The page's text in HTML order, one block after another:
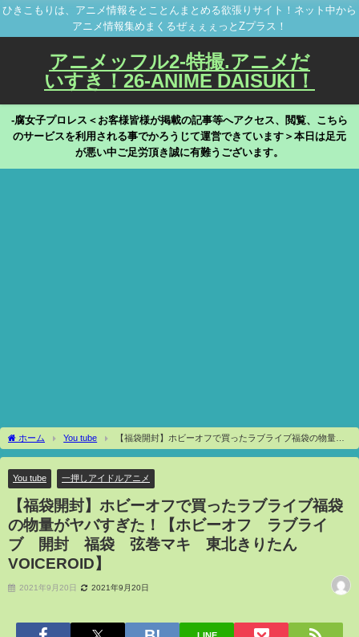
ひきこもりは、アニメ情報をとことんまとめる欲張りサイト！ネット中から
アニメ情報集めまくるぜぇぇぇっとZプラス！
アニメッフル2-特撮.アニメだ
いすき！26-ANIME DAISUKI！
-腐女子プロレス＜お客様皆様が掲載の記事等へアクセス、閲覧、こちら
のサービスを利用される事でかろうじて運営できています＞本日は足元
が悪い中ご足労頂き誠に有難うございます。
ホーム You tube
【福袋開封】ホビーオフで買ったラブライブ福袋の物量が
ヤバすぎた！【ホビーオフ ラブライブ 開封 福袋 弦巻マキ 東北きりたん
You tube
一押しアイドルアニメ
【福袋開封】ホビーオフで買ったラブライブ福袋
の物量がヤバすぎた！【ホビーオフ ラブライ
ブ 開封 福袋 弦巻マキ 東北きりたん
VOICEROID】
2021年9月20日 2021年9月20日